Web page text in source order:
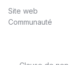
Site web
Communauté